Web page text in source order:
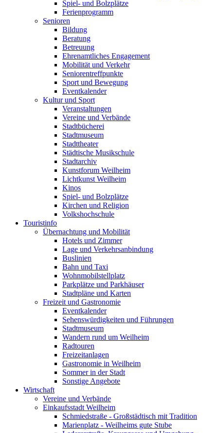
Spiel- und Bolzplätze
Ferienprogramm
Senioren
Bildung
Beratung
Betreuung
Ehrenamtliches Engagement
Mobilität und Verkehr
Seniorentreffpunkte
Sport und Bewegung
Eventkalender
Kultur und Sport
Veranstaltungen
Vereine und Verbände
Stadtbücherei
Stadtmuseum
Stadttheater
Städtische Musikschule
Stadtarchiv
Kunstforum Weilheim
Lichtkunst Weilheim
Kinos
Spiel- und Bolzplätze
Kirchen und Religion
Volkshochschule
Touristinfo
Übernachtung und Mobilität
Hotels und Zimmer
Lage und Verkehrsanbindung
Buslinien
Bahn und Taxi
Wohnmobilstellplatz
Parkplätze und Parkhäuser
Stadtpläne und Karten
Freizeit und Gastronomie
Eventkalender
Sehenswürdigkeiten und Führungen
Stadtmuseum
Wandern rund um Weilheim
Radtouren
Freizeitanlagen
Gastronomie in Weilheim
Sommer in der Stadt
Sonstige Angebote
Wirtschaft
Vereine und Verbände
Einkaufsstadt Weilheim
Schmiedstraße - Großstädtisch mit Tradition
Marienplatz - Weilheims gute Stube